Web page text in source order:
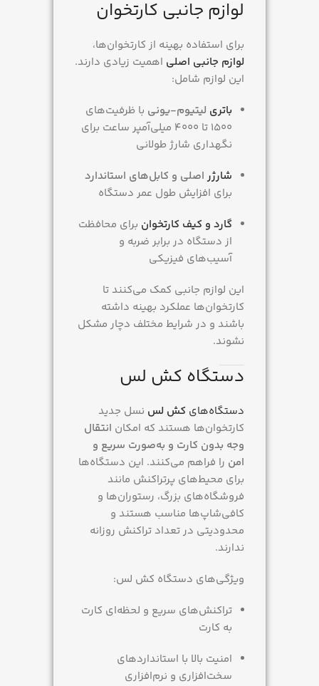
لوازم جانبی کارتخوان
برای استفاده بهینه از کارتخوان‌ها،
لوازم جانبی اصلی اهمیت زیادی دارند.
این لوازم شامل:
باتری لیتیوم-یونی با ظرفیت‌های
۱۵۰۰ تا ۴۰۰۰ میلی‌آمپر ساعت برای
نگهداری شارژ طولانی
شارژر اصلی و کابل‌های استاندارد
برای افزایش طول عمر دستگاه
گارد و کیف کارتخوان برای محافظت
از دستگاه در برابر ضربه و
آسیب‌های فیزیکی
این لوازم جانبی کمک می‌کنند تا
کارتخوان‌ها عملکرد بهینه داشته
باشند و در شرایط مختلف دچار مشکل
نشوند.
دستگاه کش لس
دستگاه‌های کش لس نسل جدید
کارتخوان‌ها هستند که امکان انتقال
وجه بدون کارت و به‌صورت سریع و
امن را فراهم می‌کنند. این دستگاه‌ها
برای محیط‌های پرتراکنش مانند
فروشگاه‌های بزرگ، رستوران‌ها و
کافی‌شاپ‌ها مناسب هستند و
محدودیتی در تعداد تراکنش روزانه
ندارند.
ویژگی‌های دستگاه کش لس:
تراکنش‌های سریع و لحظه‌ای کارت
به کارت
امنیت بالا با استانداردهای
سخت‌افزاری و نرم‌افزاری